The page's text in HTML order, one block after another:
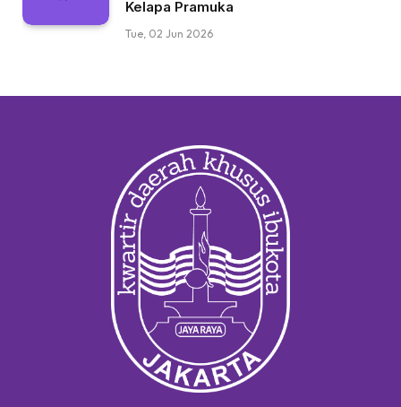
Kelapa Pramuka
Tue, 02 Jun 2026